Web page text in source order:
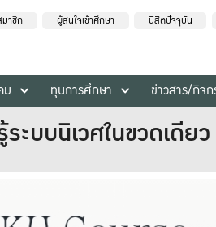
าชิก ผู้สนใจเข้าศึกษา นิสิตปัจจุบัน
ม ทุนการศึกษา ข่าวสาร/กิจ
บบนิเวศในขวดเดียว